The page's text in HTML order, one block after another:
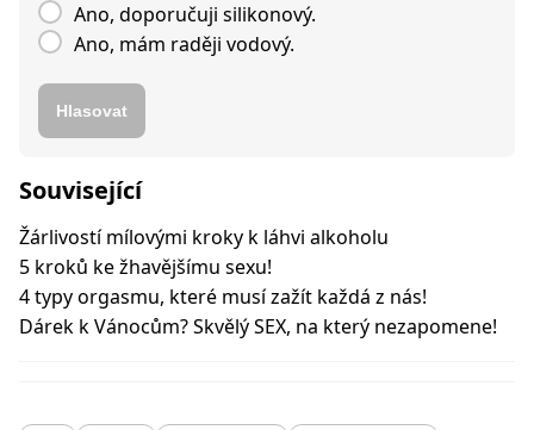
Ano, doporučuji silikonový.
Ano, mám raději vodový.
Hlasovat
Související
Žárlivostí mílovými kroky k láhvi alkoholu
5 kroků ke žhavějšímu sexu!
4 typy orgasmu, které musí zažít každá z nás!
Dárek k Vánocům? Skvělý SEX, na který nezapomene!